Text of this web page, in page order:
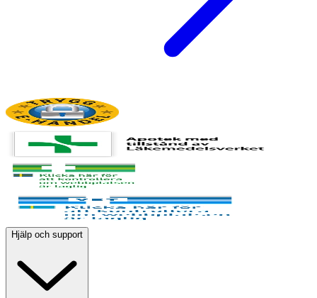
Hjälp och support